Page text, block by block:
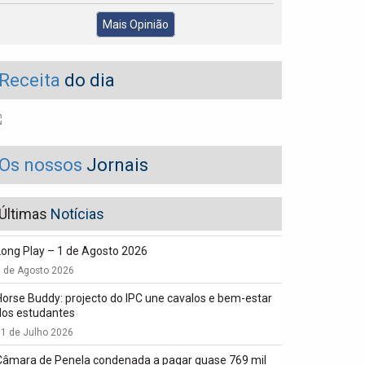
Mais Opinião
do dia
nossos Jornais
Notícias
Play – 1 de Agosto 2026
de Agosto 2026
Buddy: projecto do IPC une cavalos e bem-estar
estudantes
de Julho 2026
de Penela condenada a pagar quase 769 mil